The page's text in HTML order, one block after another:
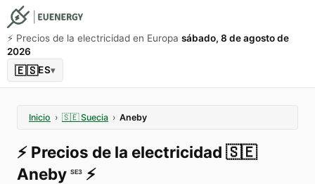
⚡️ Precios de la electricidad en Europa sábado, 8 de agosto de
2026
🇪🇸ES▾
Inicio › 🇸🇪 Suecia › Aneby
⚡️ Precios de la electricidad 🇸🇪
Aneby SE3 ⚡️